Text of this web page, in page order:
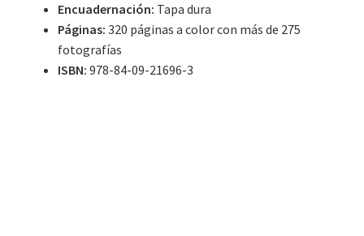
Encuadernación: Tapa dura
Páginas: 320 páginas a color con más de 275
fotografías
ISBN: 978-84-09-21696-3